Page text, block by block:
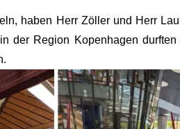
haben Herr Zöller und Herr
der Region Kopenhagen